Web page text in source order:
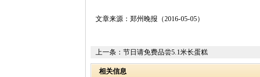
文章来源：郑州晚报（2016-05-05）
上一条： 节日请免费品尝5.1米长蛋糕
相关信息